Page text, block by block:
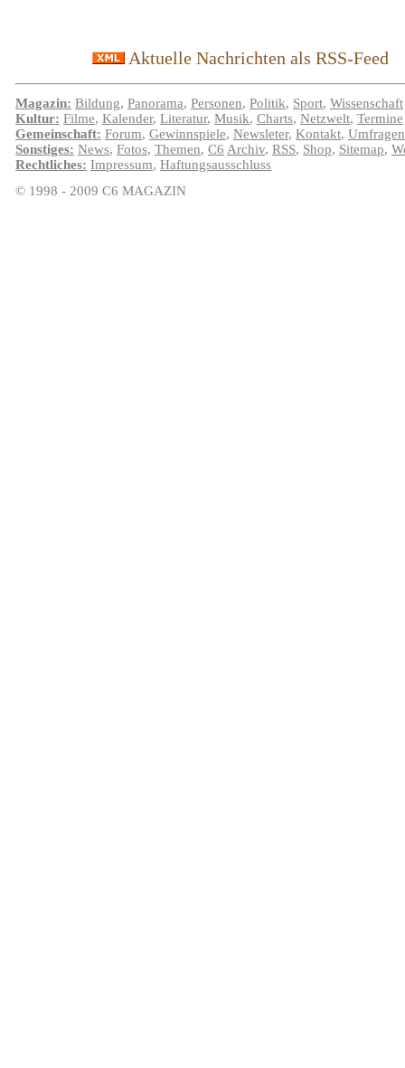
Aktuelle Nachrichten als RSS-Feed
Magazin: Bildung, Panorama, Personen, Politik, Sport, Wissenschaft
Kultur: Filme, Kalender, Literatur, Musik, Charts, Netzwelt, Termine
Gemeinschaft: Forum, Gewinnspiele, Newsleter, Kontakt, Umfragen
Sonstiges: News, Fotos, Themen, C6 Archiv, RSS, Shop, Sitemap,
Rechtliches: Impressum, Haftungsausschluss
© 1998 - 2009 C6 MAGAZIN